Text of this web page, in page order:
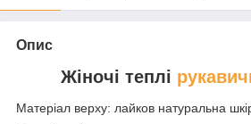
Опис
Жіночі теплі
Матеріал верху: лайков натуральна